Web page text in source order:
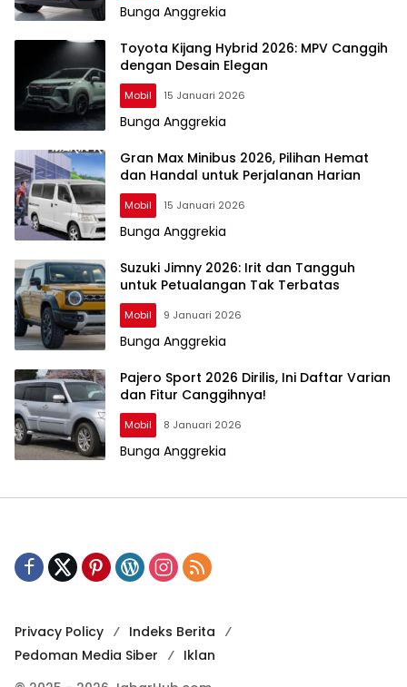
Bunga Anggrekia
Toyota Kijang Hybrid 2026: MPV Canggih
dengan Desain Elegan
Mobil 15 Januari 2026
Bunga Anggrekia
Gran Max Minibus 2026, Pilihan Hemat
dan Handal untuk Perjalanan Harian
Mobil 15 Januari 2026
Bunga Anggrekia
Suzuki Jimny 2026: Irit dan Tangguh
untuk Petualangan Tak Terbatas
Mobil 9 Januari 2026
Bunga Anggrekia
Pajero Sport 2026 Dirilis, Ini Daftar Varian
dan Fitur Canggihnya!
Mobil 8 Januari 2026
Bunga Anggrekia
Privacy Policy
Indeks Berita
Pedoman Media Siber
Iklan